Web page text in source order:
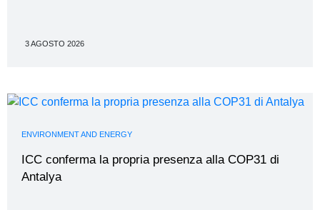
3 AGOSTO 2026
ENVIRONMENT AND ENERGY
ICC conferma la propria presenza alla COP31 di
Antalya